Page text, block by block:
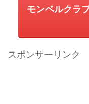
モンベルクラ
スポンサーリンク